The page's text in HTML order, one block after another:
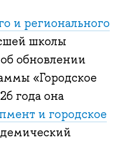
и регионального
школы
обновлении
«Городское
года она
и городское